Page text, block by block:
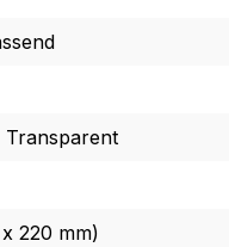
Transparent
220 mm)